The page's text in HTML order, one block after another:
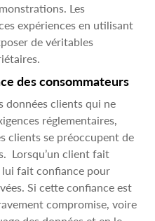
Les
expériences en utilisant
de véritables
des consommateurs
données clients qui ne
réglementaires,
clients se préoccupent de
Lorsqu’un client fait
fait confiance pour
Si cette confiance est
compromise, voire